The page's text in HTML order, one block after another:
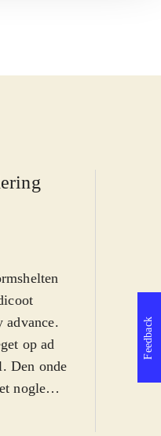
advance.
op ad
Den onde
nogle
samle
af
Feedback